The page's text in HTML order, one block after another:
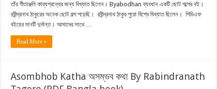
তাঁর গীতাঞ্জলি কাব্যগ্রন্থের জন্য বিখ্যাত ছিলেন। Byabodhan ব্যবধান একটি ছোট গল্পের বই।
রবীন্দ্রনাথ ঠাকুরের অনেক ছোট গল্প পড়েছি। রবীন্দ্রনাথ ঠাকুর পুরো বিশ্বে বিখ্যাত ছিলেন। পিডিএফ
বইয়ের মানটি দুর্দান্ত। আমাদের সাথে …
Read More »
Asombhob Katha অসম্ভব কথা By Rabindranath